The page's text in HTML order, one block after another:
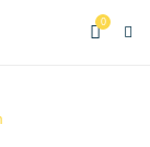
0